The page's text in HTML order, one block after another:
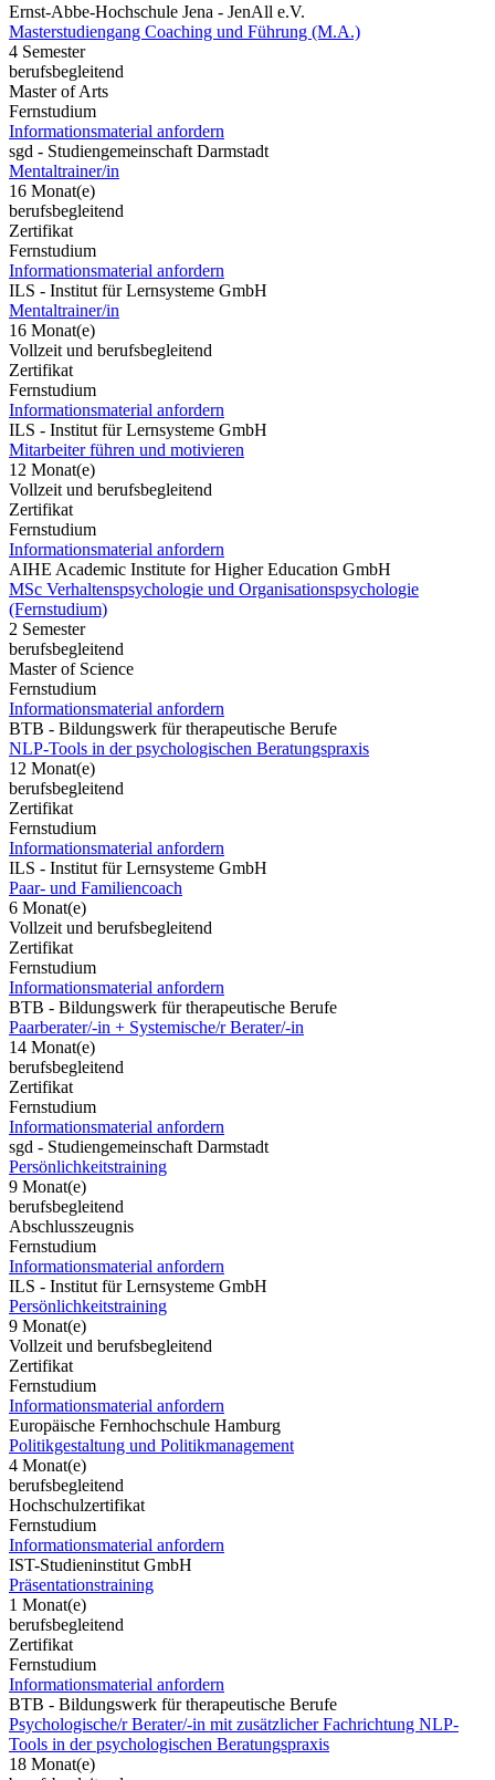
Ernst-Abbe-Hochschule Jena - JenAll e.V.
Masterstudiengang Coaching und Führung (M.A.)
4 Semester
berufsbegleitend
Master of Arts
Fernstudium
Informationsmaterial anfordern
sgd - Studiengemeinschaft Darmstadt
Mentaltrainer/in
16 Monat(e)
berufsbegleitend
Zertifikat
Fernstudium
Informationsmaterial anfordern
ILS - Institut für Lernsysteme GmbH
Mentaltrainer/in
16 Monat(e)
Vollzeit und berufsbegleitend
Zertifikat
Fernstudium
Informationsmaterial anfordern
ILS - Institut für Lernsysteme GmbH
Mitarbeiter führen und motivieren
12 Monat(e)
Vollzeit und berufsbegleitend
Zertifikat
Fernstudium
Informationsmaterial anfordern
AIHE Academic Institute for Higher Education GmbH
MSc Verhaltenspsychologie und Organisationspsychologie
(Fernstudium)
2 Semester
berufsbegleitend
Master of Science
Fernstudium
Informationsmaterial anfordern
BTB - Bildungswerk für therapeutische Berufe
NLP-Tools in der psychologischen Beratungspraxis
12 Monat(e)
berufsbegleitend
Zertifikat
Fernstudium
Informationsmaterial anfordern
ILS - Institut für Lernsysteme GmbH
Paar- und Familiencoach
6 Monat(e)
Vollzeit und berufsbegleitend
Zertifikat
Fernstudium
Informationsmaterial anfordern
BTB - Bildungswerk für therapeutische Berufe
Paarberater/-in + Systemische/r Berater/-in
14 Monat(e)
berufsbegleitend
Zertifikat
Fernstudium
Informationsmaterial anfordern
sgd - Studiengemeinschaft Darmstadt
Persönlichkeitstraining
9 Monat(e)
berufsbegleitend
Abschlusszeugnis
Fernstudium
Informationsmaterial anfordern
ILS - Institut für Lernsysteme GmbH
Persönlichkeitstraining
9 Monat(e)
Vollzeit und berufsbegleitend
Zertifikat
Fernstudium
Informationsmaterial anfordern
Europäische Fernhochschule Hamburg
Politikgestaltung und Politikmanagement
4 Monat(e)
berufsbegleitend
Hochschulzertifikat
Fernstudium
Informationsmaterial anfordern
IST-Studieninstitut GmbH
Präsentationstraining
1 Monat(e)
berufsbegleitend
Zertifikat
Fernstudium
Informationsmaterial anfordern
BTB - Bildungswerk für therapeutische Berufe
Psychologische/r Berater/-in mit zusätzlicher Fachrichtung NLP-
Tools in der psychologischen Beratungspraxis
18 Monat(e)